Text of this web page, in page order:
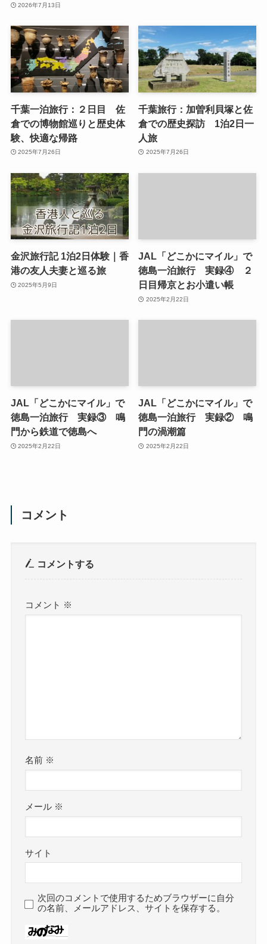
2026年7月13日
千葉一泊旅行：２日目 佐
倉での博物館巡りと歴史体
験、快適な帰路
2025年7月26日
千葉旅行：加曽利貝塚と佐
倉での歴史探訪 1泊2日一
人旅
2025年7月26日
金沢旅行記 1泊2日体験｜香
港の友人夫妻と巡る旅
2025年5月9日
JAL「どこかにマイル」で
徳島一泊旅行 実録④ ２
日目帰京とお小遣い帳
2025年2月22日
JAL「どこかにマイル」で
徳島一泊旅行 実録③ 鳴
門から鉄道で徳島へ
2025年2月22日
JAL「どこかにマイル」で
徳島一泊旅行 実録② 鳴
門の渦潮篇
2025年2月22日
コメント
コメントする
コメント ※
名前 ※
メール ※
サイト
次回のコメントで使用するためブラウザーに自分
の名前、メールアドレス、サイトを保存する。